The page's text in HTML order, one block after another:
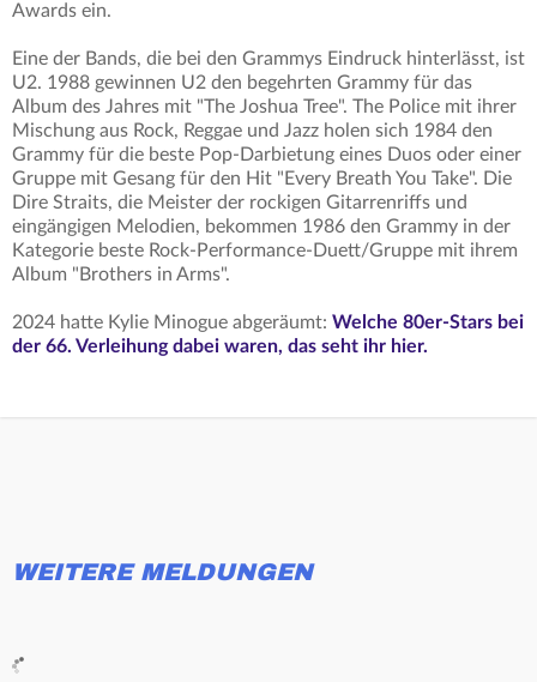
Awards ein.
Eine der Bands, die bei den Grammys Eindruck hinterlässt, ist
U2. 1988 gewinnen U2 den begehrten Grammy für das
Album des Jahres mit "The Joshua Tree". The Police mit ihrer
Mischung aus Rock, Reggae und Jazz holen sich 1984 den
Grammy für die beste Pop-Darbietung eines Duos oder einer
Gruppe mit Gesang für den Hit "Every Breath You Take". Die
Dire Straits, die Meister der rockigen Gitarrenriffs und
eingängigen Melodien, bekommen 1986 den Grammy in der
Kategorie beste Rock-Performance-Duett/Gruppe mit ihrem
Album "Brothers in Arms".
2024 hatte Kylie Minogue abgeräumt: Welche 80er-Stars bei
der 66. Verleihung dabei waren, das seht ihr hier.
WEITERE MELDUNGEN